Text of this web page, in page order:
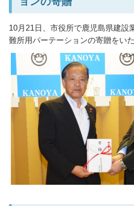
10月21日、市役所で鹿児島県建設
難所用パーテーションの寄贈をい